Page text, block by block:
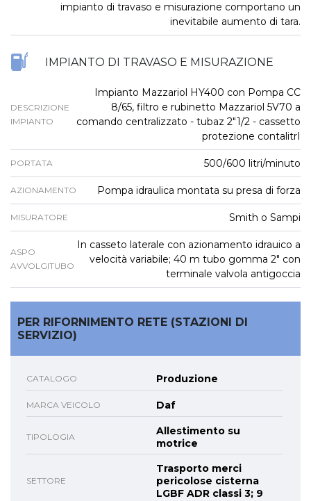
impianto di travaso e misurazione comportano un
inevitabile aumento di tara.
IMPIANTO DI TRAVASO E MISURAZIONE
DESCRIZIONE
IMPIANTO
Impianto Mazzariol HY400 con Pompa CC
8/65, filtro e rubinetto Mazzariol 5V70 a
comando centralizzato - tubaz 2"1/2 - cassetto
protezione contalitrI
PORTATA 500/600 litri/minuto
AZIONAMENTO Pompa idraulica montata su presa di forza
MISURATORE Smith o Sampi
ASPO
AVVOLGITUBO
In casseto laterale con azionamento idrauico a
velocità variabile; 40 m tubo gomma 2" con
terminale valvola antigoccia
PER RIFORNIMENTO RETE (STAZIONI DI
SERVIZIO)
CATALOGO Produzione
MARCA VEICOLO Daf
TIPOLOGIA
Allestimento su
motrice
SETTORE
Trasporto merci
pericolose cisterna
LGBF ADR classi 3; 9